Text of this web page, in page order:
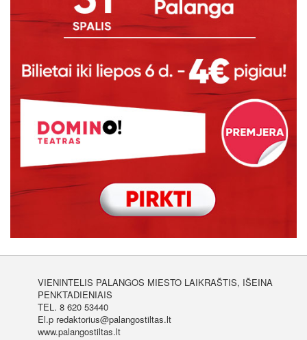
VIENINTELIS PALANGOS MIESTO LAIKRAŠTIS, IŠEINA
PENKTADIENIAIS
TEL. 8 620 53440
El.p redaktorius@palangostiltas.lt
www.palangostiltas.lt